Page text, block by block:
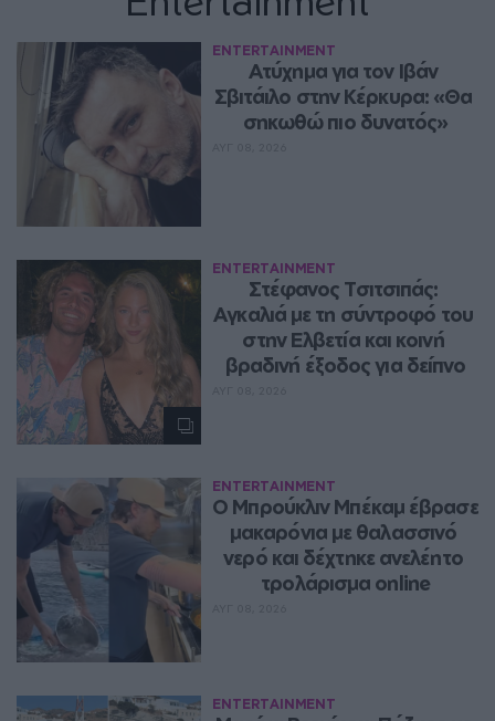
ENTERTAINMENT
Ατύχημα για τον Ιβάν
Σβιτάιλο στην Κέρκυρα: «Θα
σηκωθώ πιο δυνατός»
ENTERTAINMENT
Στέφανος Τσιτσιπάς:
Αγκαλιά με τη σύντροφό του
στην Ελβετία και κοινή
βραδινή έξοδος για δείπνο
ENTERTAINMENT
Ο Μπρούκλιν Μπέκαμ έβρασε
μακαρόνια με θαλασσινό
νερό και δέχτηκε ανελέητο
τρολάρισμα online
ENTERTAINMENT